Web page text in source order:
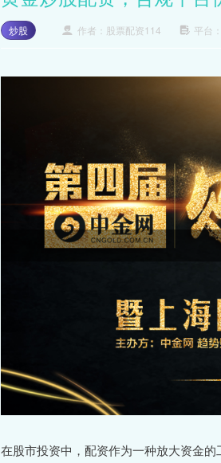
炒股 作者：股票配资114 平台
在股市投资中，配资作为一种放大资金